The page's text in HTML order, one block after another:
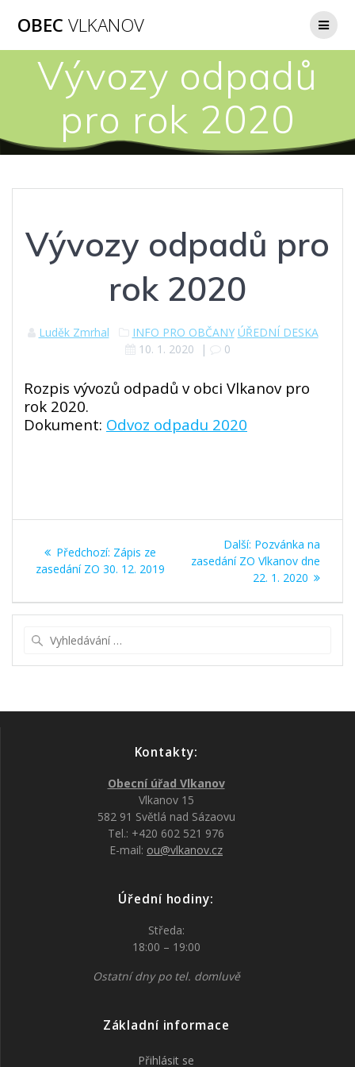
OBEC VLKANOV
Vývozy odpadů
pro rok 2020
Vývozy odpadů pro
rok 2020
Luděk Zmrhal INFO PRO OBČANY ÚŘEDNÍ DESKA
10. 1. 2020 | 0
Rozpis vývozů odpadů v obci Vlkanov pro
rok 2020.
Dokument: Odvoz odpadu 2020
pro
příspěvek
Předchozí: Předchozí
příspěvek:
Zápis ze
zasedání ZO 30. 12. 2019
Další: Další
příspěvek:
Pozvánka na
zasedání ZO Vlkanov dne
22. 1. 2020
Kontakty:
Obecní úřad Vlkanov
Vlkanov 15
582 91 Světlá nad Sázaovu
Tel.: +420 602 521 976
E-mail: ou@vlkanov.cz
Úřední hodiny:
Středa:
18:00 – 19:00
Ostatní dny po tel. domluvě
Základní informace
Přihlásit se